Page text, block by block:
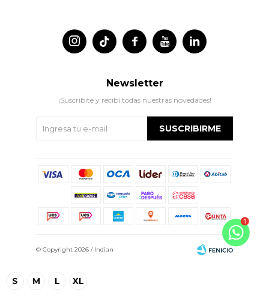
S M L XL
 
 
Newsletter
¡Suscribite y recibí todas nuestras novedades!
SUSCRIBIRME
© Copyright 2026 / Indian